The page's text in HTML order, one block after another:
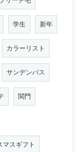
学生 新年
カラーリスト
サンデンバス
関門
マスギフト